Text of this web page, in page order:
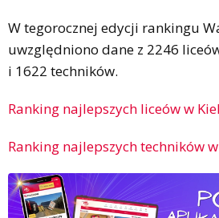
W tegorocznej edycji rankingu
uwzględniono dane z 2246
i 1622 techników.
Ranking najlepszych liceów w
Ranking najlepszych techników